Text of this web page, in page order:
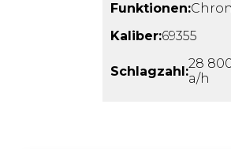
Funktionen:
Kaliber:69355
Schlagzahl:28
a/h